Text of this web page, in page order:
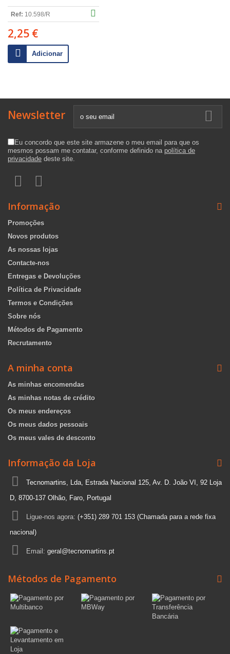
Ref: 10.598/R
2,25 €
Adicionar
Newsletter
Eu concordo que este site armazene o meu email para que os
mesmos possam me contatar, conforme definido na política de
privacidade deste site.
Informação
Promoções
Novos produtos
As nossas lojas
Contacte-nos
Entregas e Devoluções
Política de Privacidade
Termos e Condições
Sobre nós
Métodos de Pagamento
Recrutamento
A minha conta
As minhas encomendas
As minhas notas de crédito
Os meus endereços
Os meus dados pessoais
Os meus vales de desconto
Informação da Loja
Tecnomartins, Lda, Estrada Nacional 125, Av. D. João VI, 92 Loja
D, 8700-137 Olhão, Faro, Portugal
Ligue-nos agora: (+351) 289 701 153 (Chamada para a rede fixa
nacional)
Email: geral@tecnomartins.pt
Métodos de Pagamento